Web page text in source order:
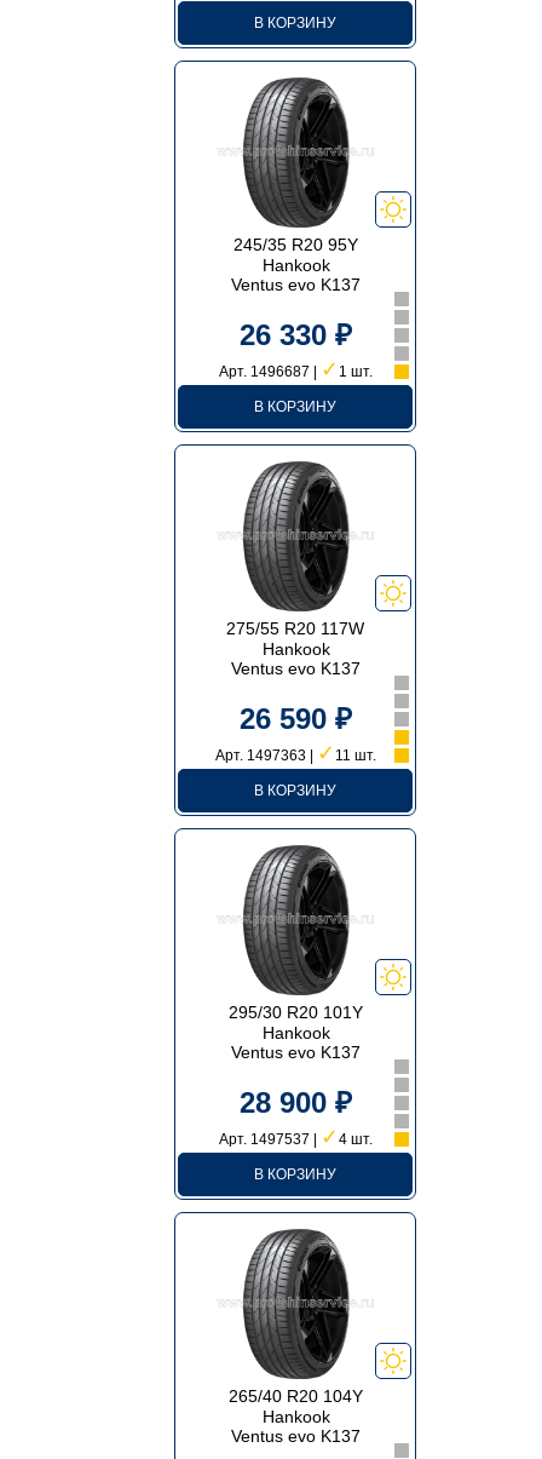
В КОРЗИНУ
245/35 R20 95Y
Hankook
Ventus evo K137
26 330 ₽
Арт. 1496687 | ✓ 1 шт.
В КОРЗИНУ
275/55 R20 117W
Hankook
Ventus evo K137
26 590 ₽
Арт. 1497363 | ✓ 11 шт.
В КОРЗИНУ
295/30 R20 101Y
Hankook
Ventus evo K137
28 900 ₽
Арт. 1497537 | ✓ 4 шт.
В КОРЗИНУ
265/40 R20 104Y
Hankook
Ventus evo K137